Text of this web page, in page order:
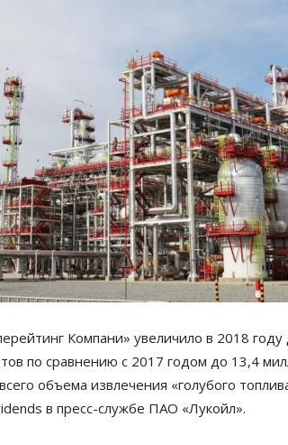
Компани» увеличило в 2018
по сравнению с 2017 годом до 13,4
объема извлечения «голубого
в пресс-службе ПАО «Лукойл».